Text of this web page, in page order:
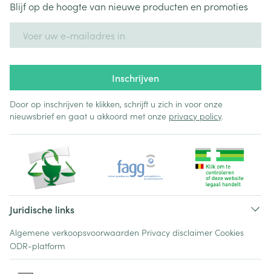
Blijf op de hoogte van nieuwe producten en promoties
Inschrijven
Door op inschrijven te klikken, schrijft u zich in voor onze
nieuwsbrief en gaat u akkoord met onze privacy policy.
Juridische links
Algemene verkoopsvoorwaarden Privacy disclaimer Cookies
ODR-platform